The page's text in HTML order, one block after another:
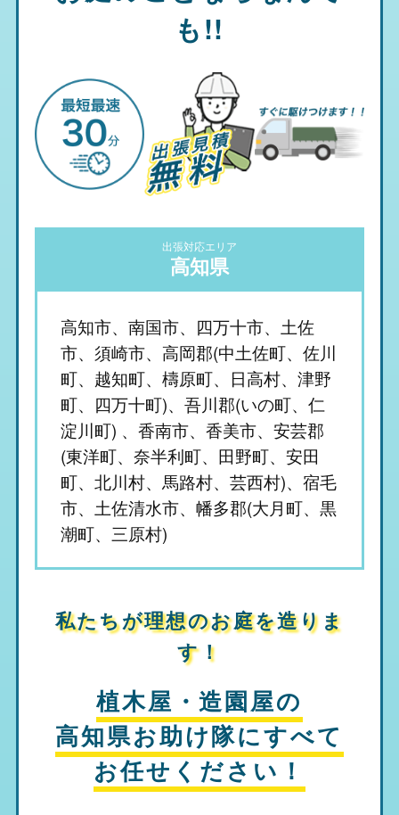
も!!
出張対応エリア
高知県
高知市、南国市、四万十市、土佐
市、須崎市、高岡郡(中土佐町、佐川
町、越知町、檮原町、日高村、津野
町、四万十町)、吾川郡(いの町、仁
淀川町) 、香南市、香美市、安芸郡
(東洋町、奈半利町、田野町、安田
町、北川村、馬路村、芸西村)、宿毛
市、土佐清水市、幡多郡(大月町、黒
潮町、三原村)
私たちが理想のお庭を造りま
す！
植木屋・造園屋の
高知県お助け隊にすべて
お任せください！